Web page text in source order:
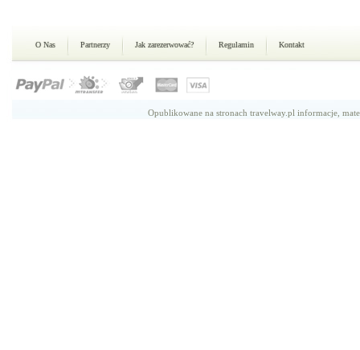
O Nas Partnerzy Jak zarezerwować? Regulamin Kontakt
Opublikowane na stronach travelway.pl informacje,